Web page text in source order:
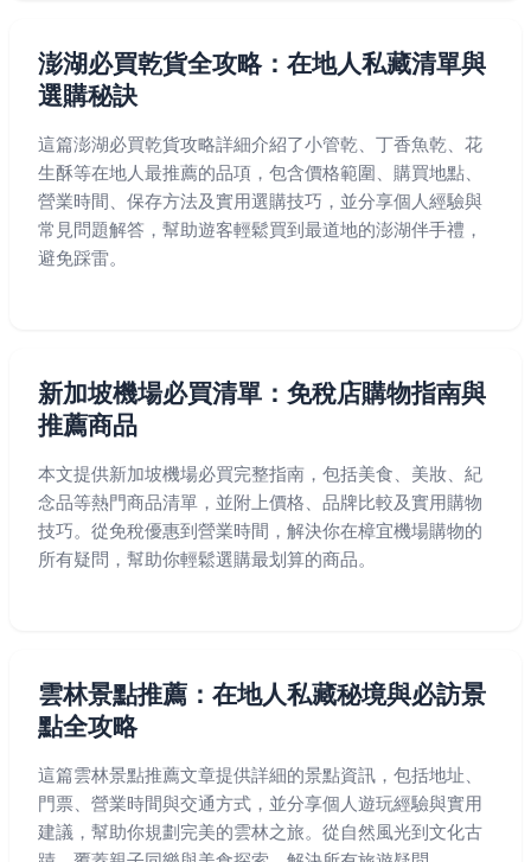
澎湖必買乾貨全攻略：在地人私藏清單與
選購秘訣
這篇澎湖必買乾貨攻略詳細介紹了小管乾、丁香魚乾、花
生酥等在地人最推薦的品項，包含價格範圍、購買地點、
營業時間、保存方法及實用選購技巧，並分享個人經驗與
常見問題解答，幫助遊客輕鬆買到最道地的澎湖伴手禮，
避免踩雷。
新加坡機場必買清單：免稅店購物指南與
推薦商品
本文提供新加坡機場必買完整指南，包括美食、美妝、紀
念品等熱門商品清單，並附上價格、品牌比較及實用購物
技巧。從免稅優惠到營業時間，解決你在樟宜機場購物的
所有疑問，幫助你輕鬆選購最划算的商品。
雲林景點推薦：在地人私藏秘境與必訪景
點全攻略
這篇雲林景點推薦文章提供詳細的景點資訊，包括地址、
門票、營業時間與交通方式，並分享個人遊玩經驗與實用
建議，幫助你規劃完美的雲林之旅。從自然風光到文化古